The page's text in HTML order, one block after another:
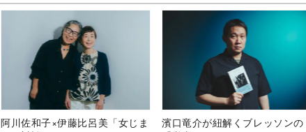
阿川佐和子×伊藤比呂美「女じま
濱口竜介が紐解くブレッソンの